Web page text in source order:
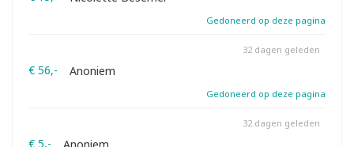
Gedoneerd op deze pagina
€ 56,- Anoniem
32 dagen geleden
Gedoneerd op deze pagina
€ 5,-
32 dagen geleden